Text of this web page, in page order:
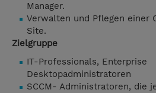
Manager.
Verwalten und Pflegen einer
Site.
Zielgruppe
IT-Professionals, Enterprise
Desktopadministratoren
SCCM- Administratoren, die